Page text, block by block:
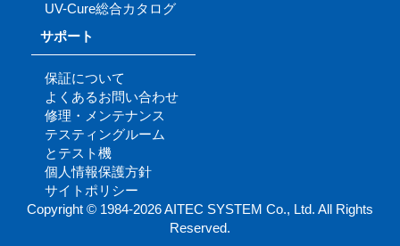
UV-Cure総合カタログ
サポート
保証について
よくあるお問い合わせ
修理・メンテナンス
テスティングルーム
とテスト機
個人情報保護方針
サイトポリシー
Copyright © 1984-2026 AITEC SYSTEM Co., Ltd. All Rights
Reserved.